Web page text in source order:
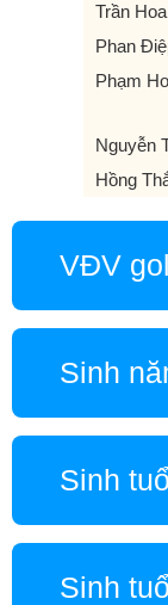
Trần
Phan
Phạm
Nguyễn
Hồng
VĐV
Sinh
Sinh
Sinh